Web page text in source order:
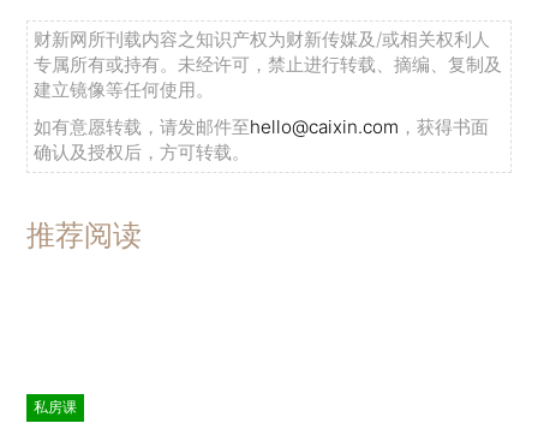
财新网所刊载内容之知识产权为财新传媒及/或相关权利人
专属所有或持有。未经许可，禁止进行转载、摘编、复制及
建立镜像等任何使用。
如有意愿转载，请发邮件至hello@caixin.com ，获得书面
确认及授权后，方可转载。
推荐阅读
私房课